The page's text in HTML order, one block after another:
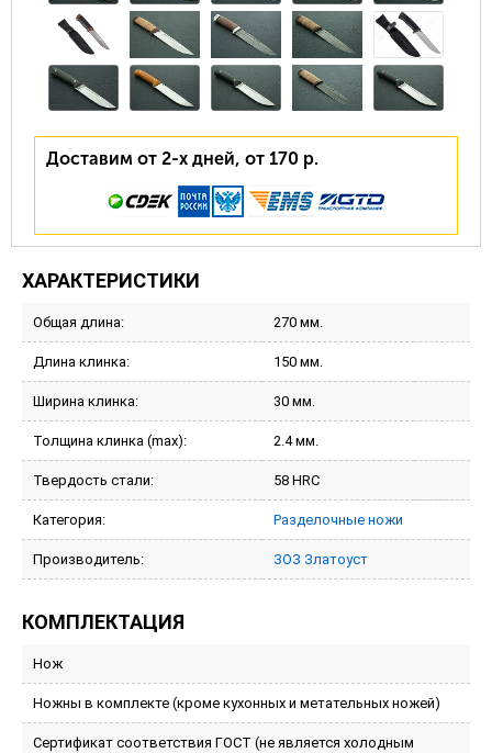
Доставим от 2-х дней, от 170 р.
ХАРАКТЕРИСТИКИ
Общая длина: 270 мм.
Длина клинка: 150 мм.
Ширина клинка: 30 мм.
Толщина клинка (max): 2.4 мм.
Твердость стали: 58 HRC
Категория: Разделочные ножи
Производитель: ЗОЗ Златоуст
КОМПЛЕКТАЦИЯ
Нож
Ножны в комплекте (кроме кухонных и метательных ножей)
Сертификат соответствия ГОСТ (не является холодным